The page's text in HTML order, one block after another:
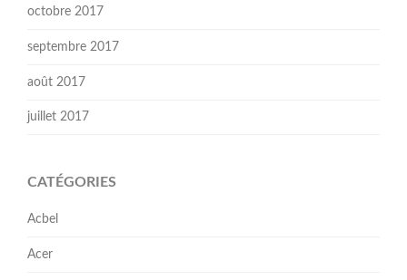
octobre 2017
septembre 2017
août 2017
juillet 2017
CATÉGORIES
Acbel
Acer